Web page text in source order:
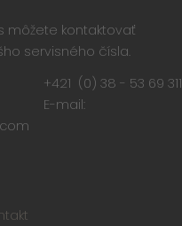
môžete kontaktovať
servisného čísla.
+421 (0) 38 - 53 69 311
E-mail: